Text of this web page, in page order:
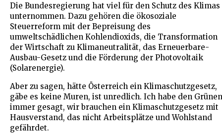
Die Bundesregierung hat viel für den Schutz des Klimas
unternommen. Dazu gehören die ökosoziale
Steuerreform mit der Bepreisung des
umweltschädlichen Kohlendioxids, die Transformation
der Wirtschaft zu Klimaneutralität, das Erneuerbare-
Ausbau-Gesetz und die Förderung der Photovoltaik
(Solarenergie).
Aber zu sagen, hätte Österreich ein Klimaschutzgesetz,
gäbe es keine Muren, ist unredlich. Ich habe den Grünen
immer gesagt, wir brauchen ein Klimaschutzgesetz mit
Hausverstand, das nicht Arbeitsplätze und Wohlstand
gefährdet.